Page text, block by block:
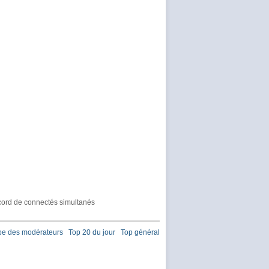
de connectés simultanés
des modérateurs Top 20 du jour Top général